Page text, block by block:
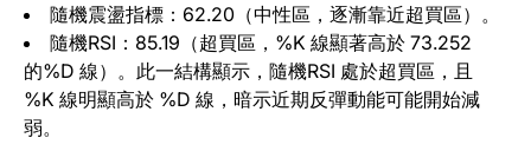
隨機震盪指標：62.20（中性區，逐漸靠近超買區）。
隨機RSI：85.19（超買區，%K 線顯著高於 73.252
的%D 線）。此一結構顯示，隨機RSI 處於超買區，且
%K 線明顯高於 %D 線，暗示近期反彈動能可能開始減
弱。